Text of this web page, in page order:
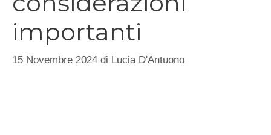
importanti
15 Novembre 2024 di Lucia D'Antuono